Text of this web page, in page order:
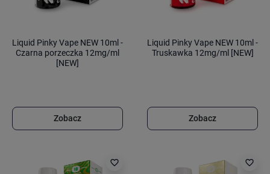
Liquid Pinky Vape NEW 10ml -
Czarna porzeczka 12mg/ml
[NEW]
Zobacz
Liquid Pinky Vape NEW 10ml -
Truskawka 12mg/ml [NEW]
Zobacz
favorite_border favorite_border